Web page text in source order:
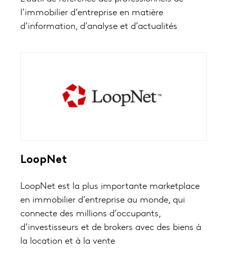
l’immobilier d’entreprise en matière
d’information, d’analyse et d’actualités
LoopNet
LoopNet est la plus importante marketplace
en immobilier d’entreprise au monde, qui
connecte des millions d’occupants,
d’investisseurs et de brokers avec des biens à
la location et à la vente